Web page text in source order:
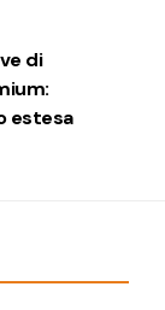
di
estesa